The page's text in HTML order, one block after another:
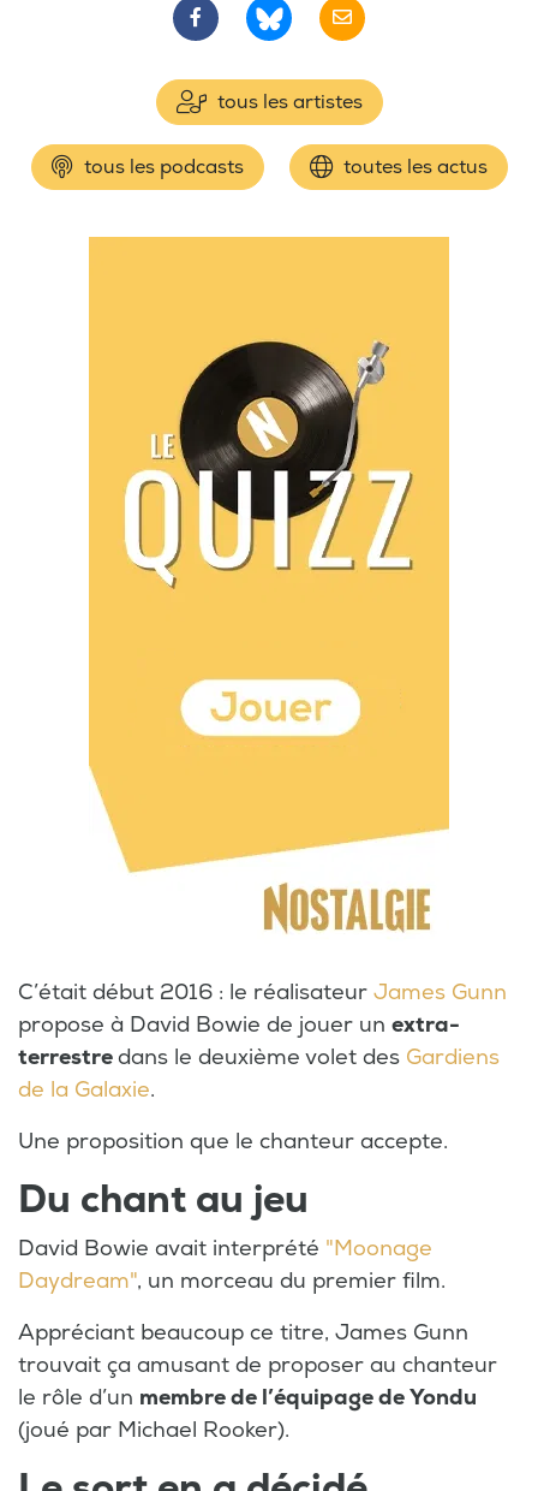
tous les artistes
tous les podcasts toutes les actus
C’était début 2016 : le réalisateur James Gunn
propose à David Bowie de jouer un extra-
terrestredans le deuxième volet des Gardiens
de la Galaxie.
Une proposition que le chanteur accepte.
Du chant au jeu
David Bowie avait interprété "Moonage
Daydream", un morceau du premier film.
Appréciant beaucoup ce titre, James Gunn
trouvait ça amusant de proposer au chanteur
le rôle d’un membre de l’équipage de Yondu
(joué par Michael Rooker).